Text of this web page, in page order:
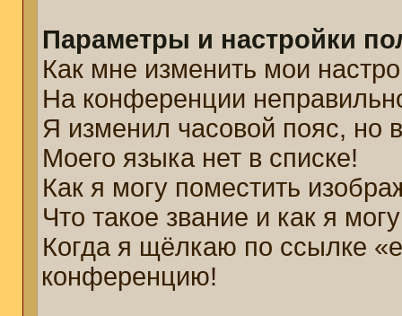
Параметры и настройки
Как мне изменить мои
На конференции
Я изменил часовой пояс, но
Моего языка нет в списке!
Как я могу поместить
Что такое звание и как я
Когда я щёлкаю по ссылке
конференцию!